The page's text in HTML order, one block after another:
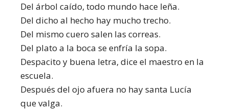
Del árbol caído, todo mundo hace leña.
Del dicho al hecho hay mucho trecho.
Del mismo cuero salen las correas.
Del plato a la boca se enfría la sopa.
Despacito y buena letra, dice el maestro en la
escuela.
Después del ojo afuera no hay santa Lucía
que valga.